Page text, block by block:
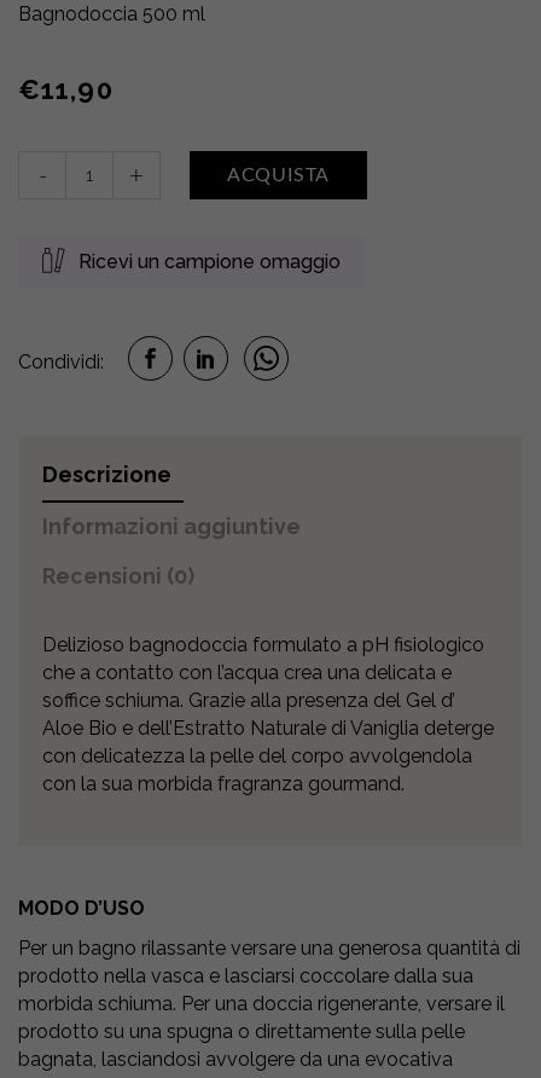
Bagnodoccia 500 ml
€11,90
Bagnodoccia
CREMA
quantity
- + ACQUISTA
Ricevi un campione omaggio
Condividi:
Descrizione
Informazioni aggiuntive
Recensioni (0)
Delizioso bagnodoccia formulato a pH fisiologico
che a contatto con l’acqua crea una delicata e
soffice schiuma. Grazie alla presenza del Gel d’
Aloe Bio e dell’Estratto Naturale di Vaniglia deterge
con delicatezza la pelle del corpo avvolgendola
con la sua morbida fragranza gourmand.
MODO D’USO
Per un bagno rilassante versare una generosa quantità di
prodotto nella vasca e lasciarsi coccolare dalla sua
morbida schiuma. Per una doccia rigenerante, versare il
prodotto su una spugna o direttamente sulla pelle
bagnata, lasciandosi avvolgere da una evocativa